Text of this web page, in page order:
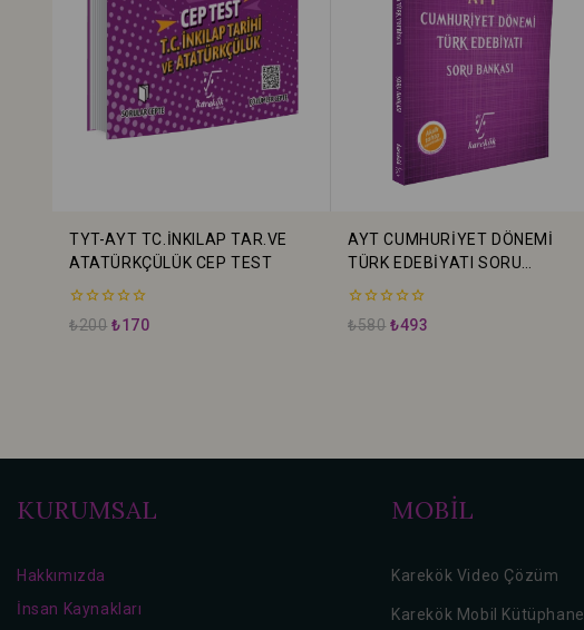
TYT-AYT TC.İNKILAP TAR.VE
ATATÜRKÇÜLÜK CEP TEST
5
₺200 ₺170
AYT CUMHURİYET DÖNEMİ
TÜRK EDEBİYATI SORU
5
₺580 ₺493
KURUMSAL
Hakkımızda
İnsan Kaynakları
MOBİL
Karekök Video Çözüm
Karekök Mobil Kütüphane